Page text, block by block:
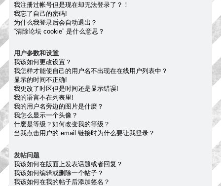
我注册过帐号但是现在却无法登录了？！
我忘了自己的密码!
为什么我登录后会自动退出？
“清除论坛 cookie” 是什么意思？
用户参数和设置
我该如何更改设置？
我怎样才能使自己的用户名不出现在在线用户列表中？
显示的时间不正确!
我更改了时区但是时间还是显示错误!
我的语言不在列表里!
我的用户名旁边的图片是什麽？
我怎么显示一个头像？
什麽是等级？如何改变我的等级？
当我点击用户的 email 链接时为什么要让我登录？
发帖问题
我该如何在版面上发表话题或者回复？
我该如何编辑或删除一个帖子？
我该如何在我的帖子后添加签名？